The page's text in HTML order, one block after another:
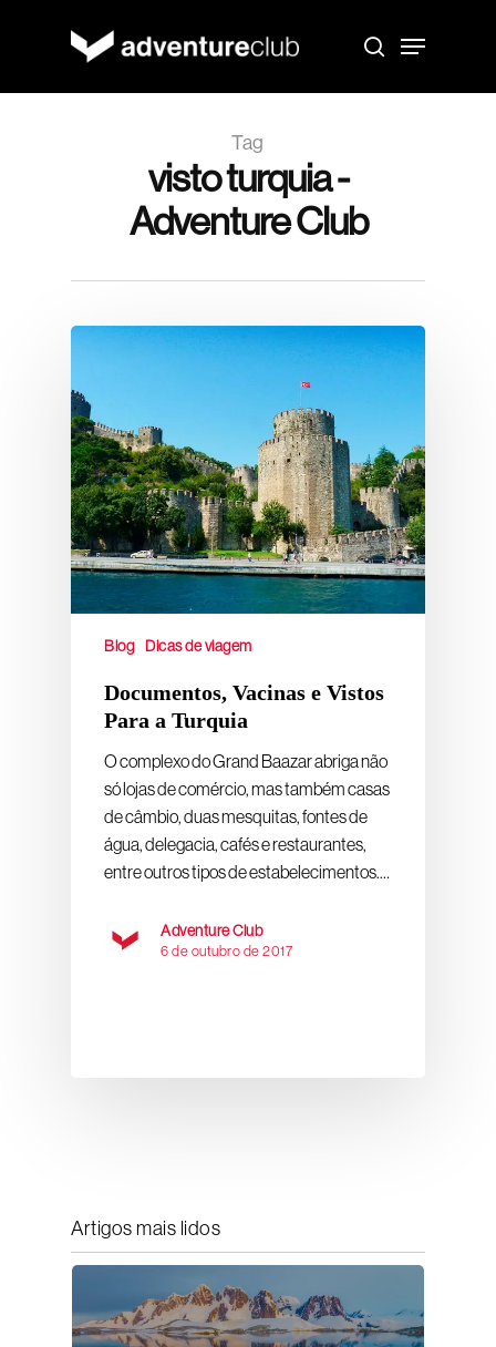
search
Menu
Tag
visto turquia -
Adventure Club
Blog Dicas de viagem
Documentos, Vacinas e Vistos
Para a Turquia
O complexo do Grand Baazar abriga não
só lojas de comércio, mas também casas
de câmbio, duas mesquitas, fontes de
água, delegacia, cafés e restaurantes,
entre outros tipos de estabelecimentos.…
Adventure Club
6 de outubro de 2017
Artigos mais lidos